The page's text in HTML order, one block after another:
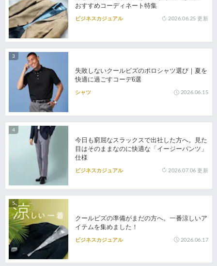
おすすめコーディネート特集
ビジネスカジュアル 2026.06.25 更新
失敗しないクールビズのポロシャツ選び｜夏を
快適に過ごすコーデ6選
シャツ 2026.06.15
今日も窮屈なスラックスで出社した方へ。見た
目はそのままなのに快適な「イージーパンツ」
仕様
ビジネスカジュアル 2026.07.06 更新
クールビズの準備がまだの方へ。一番涼しいア
イテムを集めました！
ビジネスカジュアル 2026.06.17